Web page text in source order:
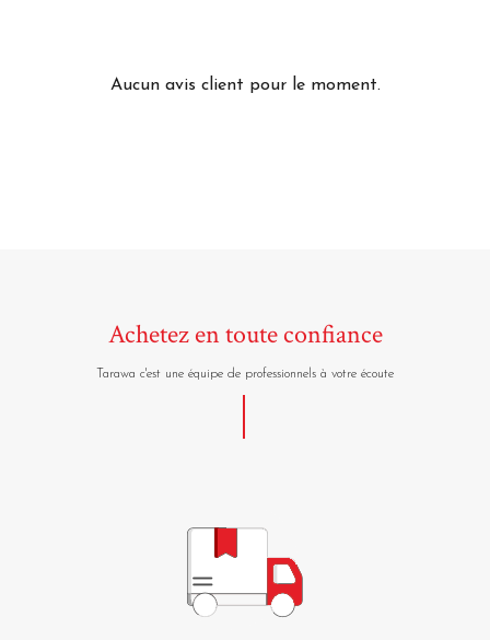
Aucun avis client pour le moment.
Achetez en toute confiance
Tarawa c'est une équipe de professionnels à votre écoute